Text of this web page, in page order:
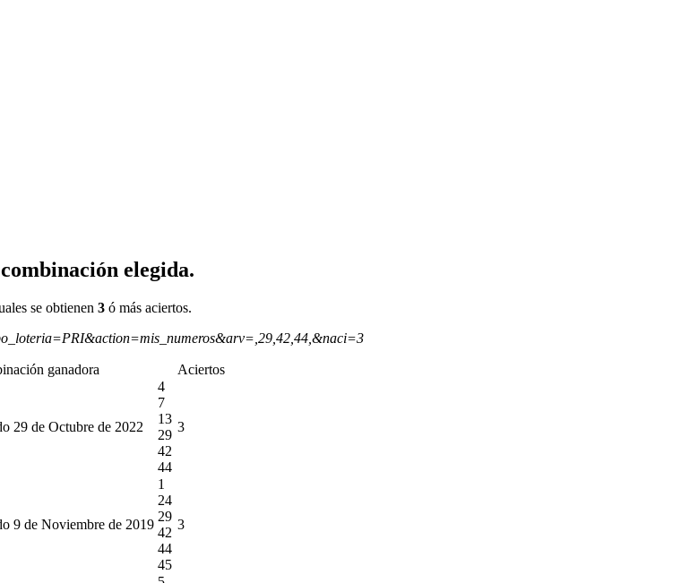
elegida.
se obtienen 3 ó más aciertos.
ganadora Aciertos
29 de Octubre de 2022
4
7
13
29
42
44
3
9 de Noviembre de 2019
1
24
29
42
44
45
3